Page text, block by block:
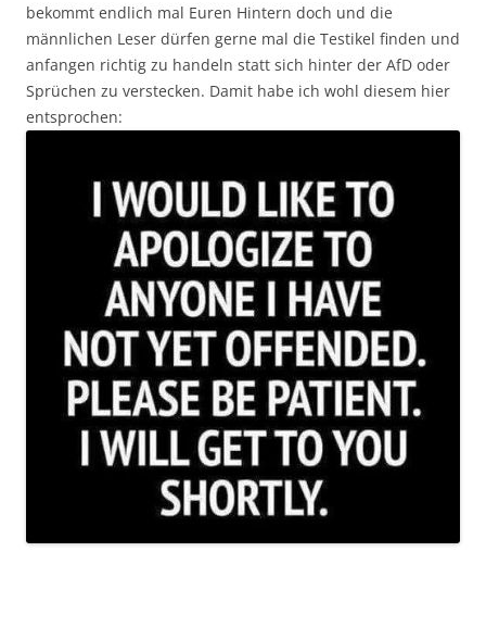
bekommt endlich mal Euren Hintern doch und die
männlichen Leser dürfen gerne mal die Testikel finden und
anfangen richtig zu handeln statt sich hinter der AfD oder
Sprüchen zu verstecken. Damit habe ich wohl diesem hier
entsprochen: